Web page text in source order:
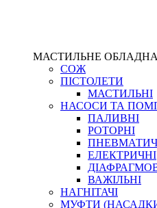
МАСТИЛЬНЕ
СОЖ
ПІСТОЛЕТИ
МАСТИЛЬНІ
НАСОСИ ТА
ПАЛИВНІ
РОТОРНІ
ЕЛЕКТРИЧНІ
ВАЖІЛЬНІ
НАГНІТАЧІ
МУФТИ